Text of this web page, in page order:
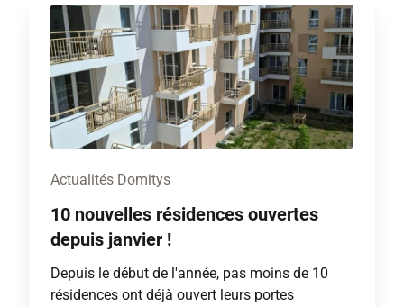
Actualités Domitys
10 nouvelles résidences ouvertes
depuis janvier !
Depuis le début de l'année, pas moins de 10
résidences ont déjà ouvert leurs portes